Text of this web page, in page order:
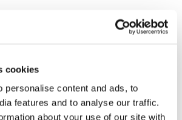
cookies
personalise content and ads, to
features and to analyse our traffic.
about your use of our site with